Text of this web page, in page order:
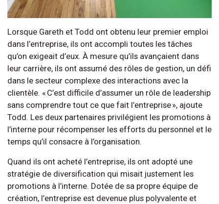
Lorsque Gareth et Todd ont obtenu leur premier emploi
dans l’entreprise, ils ont accompli toutes les tâches
qu’on exigeait d’eux. À mesure qu’ils avançaient dans
leur carrière, ils ont assumé des rôles de gestion, un défi
dans le secteur complexe des interactions avec la
clientèle. « C’est difficile d’assumer un rôle de leadership
sans comprendre tout ce que fait l’entreprise », ajoute
Todd. Les deux partenaires privilégient les promotions à
l’interne pour récompenser les efforts du personnel et le
temps qu’il consacre à l’organisation.
Quand ils ont acheté l’entreprise, ils ont adopté une
stratégie de diversification qui misait justement les
promotions à l’interne. Dotée de sa propre équipe de
création, l’entreprise est devenue plus polyvalente et